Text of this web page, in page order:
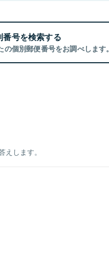
番号を検索する
の個別郵便番号をお調べします。
します。